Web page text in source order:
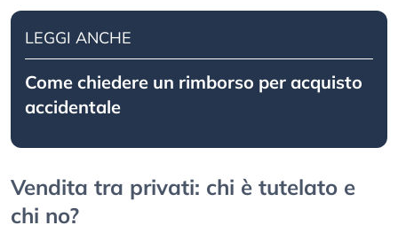
LEGGI ANCHE
Come chiedere un rimborso per acquisto
accidentale
Vendita tra privati: chi è tutelato e
chi no?